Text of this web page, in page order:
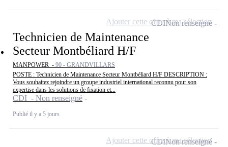
Technicien de Maintenance
Secteur Montbéliard H/F
MANPOWER - 90 - GRANDVILLARS
POSTE : Technicien de Maintenance Secteur Montbéliard H/F DESCRIPTION :
Vous souhaitez rejoindre un groupe industriel international reconnu pour son
expertise dans les solutions de fixation et...
CDI - Non renseigné
Publié il y a 5 jours
CDINon renseigné
Ajouter cette offre à ma sélection
CDINon renseigné
Ajouter cette offre à ma sélection